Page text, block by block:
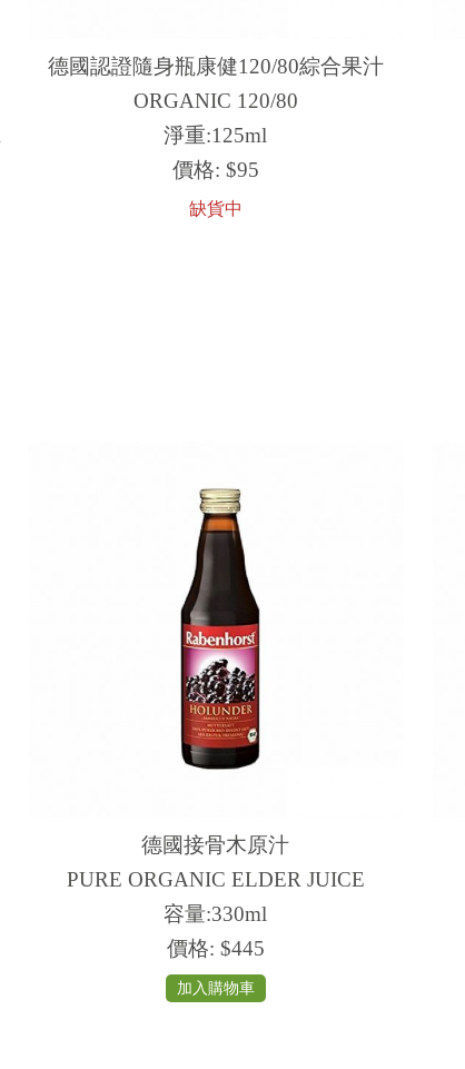
德國認證隨身瓶康健​120/80綜合果汁
ORGANIC 120/80
淨重:125ml
價格: $95
缺貨中
德國接骨木原汁
PURE ORGANIC ELDER JUICE
容量:330ml
價格: $445
加入購物車